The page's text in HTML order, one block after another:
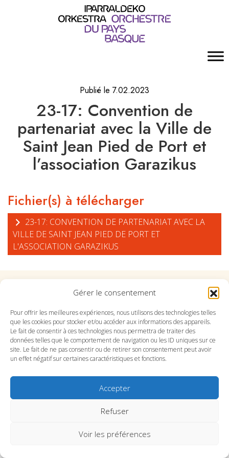
Gérer le consentement
Pour offrir les meilleures expériences, nous utilisons des technologies telles
que les cookies pour stocker et/ou accéder aux informations des appareils.
Le fait de consentir à ces technologies nous permettra de traiter des
données telles que le comportement de navigation ou les ID uniques sur ce
site. Le fait de ne pas consentir ou de retirer son consentement peut avoir
un effet négatif sur certaines caractéristiques et fonctions.
Accepter
Refuser
Voir les préférences
Publié le 7.02.2023
23-17: Convention de
partenariat avec la Ville de
Saint Jean Pied de Port et
l’association Garazikus
Fichier(s) à télécharger
23-17: CONVENTION DE PARTENARIAT AVEC LA
VILLE DE SAINT JEAN PIED DE PORT ET
L'ASSOCIATION GARAZIKUS
Suivez l'Orchestre du Pays Basque sur les réseaux
Suivez le conservatoire du Pays Basque sur les
réseaux
SITE DU CONSERVATOIRE